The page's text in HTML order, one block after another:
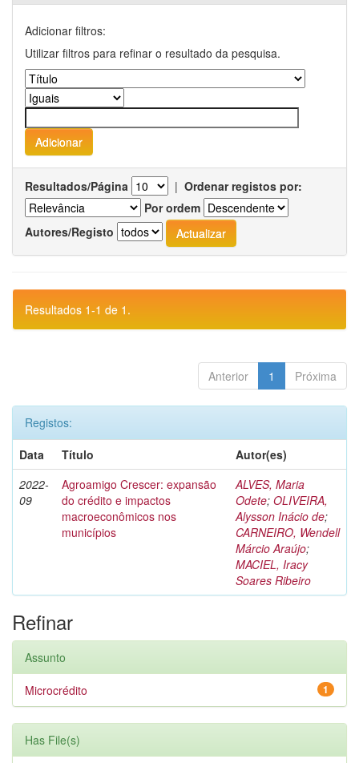
Adicionar filtros:
Utilizar filtros para refinar o resultado da pesquisa.
Resultados/Página | Ordenar registos por:
Por ordem
Autores/Registo
Resultados 1-1 de 1.
Anterior 1 Próxima
Registos:
Data
Título
Autor(es)
2022-
09
Agroamigo Crescer: expansão
do crédito e impactos
macroeconômicos nos
municípios
ALVES, Maria
Odete; OLIVEIRA,
Alysson Inácio de;
CARNEIRO, Wendell
Márcio Araújo;
MACIEL, Iracy
Soares Ribeiro
Refinar
Assunto
1
Microcrédito
Has File(s)